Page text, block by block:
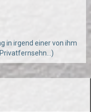
in irgend einer von ihm